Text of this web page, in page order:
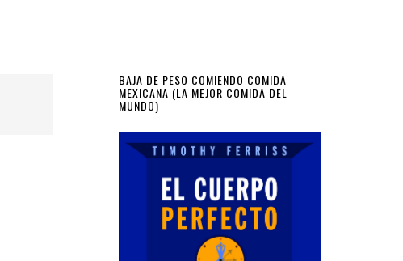
Primary
Sidebar
BAJA DE PESO COMIENDO COMIDA
MEXICANA (LA MEJOR COMIDA DEL
MUNDO)